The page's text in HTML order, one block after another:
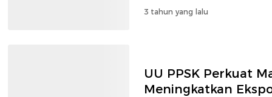
3 tahun yang lalu
UU PPSK Perkuat
Meningkatkan